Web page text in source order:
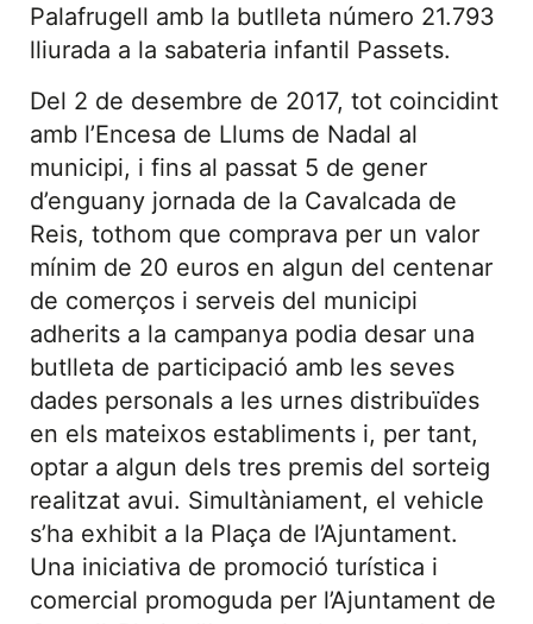
Palafrugell amb la butlleta número 21.793
lliurada a la sabateria infantil Passets.
Del 2 de desembre de 2017, tot coincidint
amb l’Encesa de Llums de Nadal al
municipi, i fins al passat 5 de gener
d’enguany jornada de la Cavalcada de
Reis, tothom que comprava per un valor
mínim de 20 euros en algun del centenar
de comerços i serveis del municipi
adherits a la campanya podia desar una
butlleta de participació amb les seves
dades personals a les urnes distribuïdes
en els mateixos establiments i, per tant,
optar a algun dels tres premis del sorteig
realitzat avui. Simultàniament, el vehicle
s’ha exhibit a la Plaça de l’Ajuntament.
Una iniciativa de promoció turística i
comercial promoguda per l’Ajuntament de